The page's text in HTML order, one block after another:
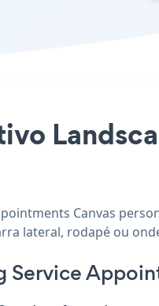
Canvas
lateral, rodapé ou
Service